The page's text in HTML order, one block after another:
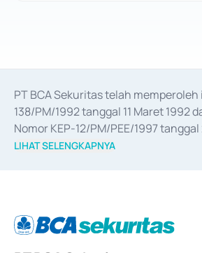
PT BCA Sekuritas telah
138/PM/1992 tanggal 11 Maret
Nomor KEP-12/PM/PEE/1997
merger, akuisisi, divestasi, dan
LIHAT SELENGKAPNYA